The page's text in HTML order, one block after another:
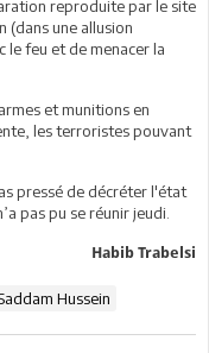
reproduite par le site
(dans une allusion
le feu et de menacer la
et munitions en
les terroristes pouvant
pressé de décréter l'état
pas pu se réunir jeudi.
Habib Trabelsi
Hussein